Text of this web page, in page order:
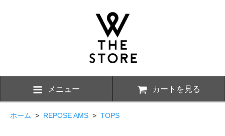
メニュー カートを見る
ホーム > REPOSE AMS > TOPS